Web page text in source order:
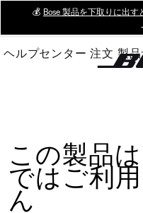
Main
💰 Bose 製品を下取りに出
ヘルプセンター 注文 製
この製品
ではご利
ん